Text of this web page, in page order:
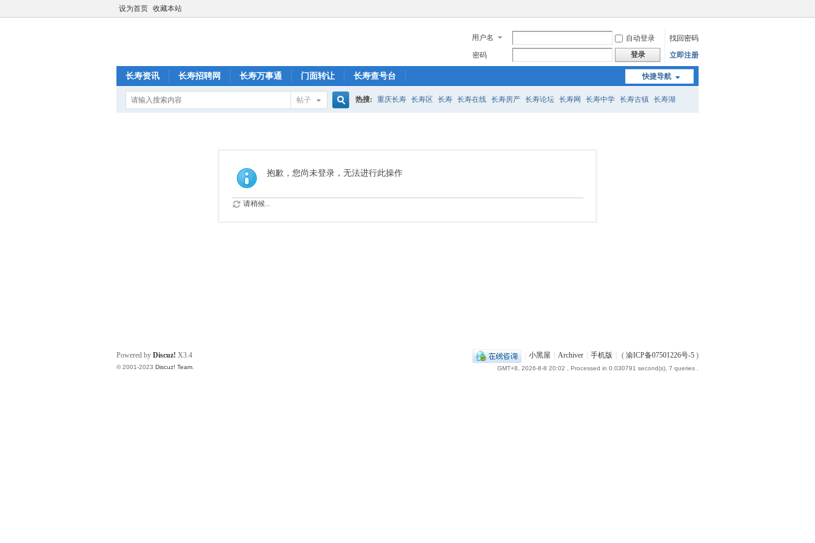
设为首页 收藏本站
用户名 自动登录
找回密码
密码
登录 立即注册
快捷导航
长寿资讯 长寿招聘网 长寿万事通 门面转让 长寿查号台
帖子
索
热搜: 重庆长寿 长寿区 长寿 长寿在线 长寿房产 长寿论坛 长寿网 长寿中学 长寿古镇 长寿湖
抱歉，您尚未登录，无法进行此操作
请稍候...
小黑屋 Archiver 手机版 ( 渝ICP备07501226号-5 )
GMT+8, 2026-8-8 20:02 , Processed in 0.030791 second(s), 7 queries .
Powered by Discuz! X3.4
© 2001-2023 Discuz! Team